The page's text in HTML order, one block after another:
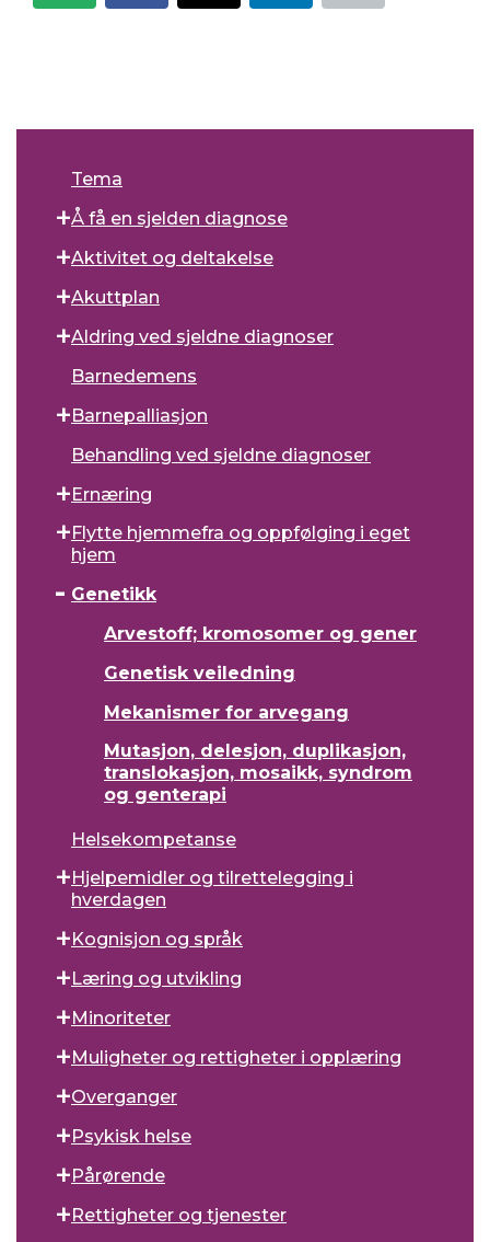
Tema
Å få en sjelden diagnose
Aktivitet og deltakelse
Akuttplan
Aldring ved sjeldne diagnoser
Barnedemens
Barnepalliasjon
Behandling ved sjeldne diagnoser
Ernæring
Flytte hjemmefra og oppfølging i eget
hjem
Genetikk
Arvestoff; kromosomer og gener
Genetisk veiledning
Mekanismer for arvegang
Mutasjon, delesjon, duplikasjon,
translokasjon, mosaikk, syndrom
og genterapi
Helsekompetanse
Hjelpemidler og tilrettelegging i
hverdagen
Kognisjon og språk
Læring og utvikling
Minoriteter
Muligheter og rettigheter i opplæring
Overganger
Psykisk helse
Pårørende
Rettigheter og tjenester